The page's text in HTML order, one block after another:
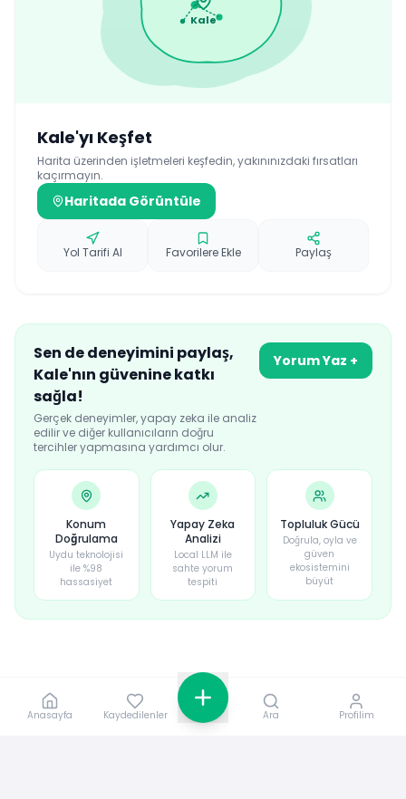
Kale
Kale'yı Keşfet
Harita üzerinden işletmeleri keşfedin, yakınınızdaki fırsatları
kaçırmayın.
Haritada Görüntüle
Yol Tarifi Al Favorilere Ekle Paylaş
Sen de deneyimini paylaş,
Kale'nın güvenine katkı
sağla!
Gerçek deneyimler, yapay zeka ile analiz
edilir ve diğer kullanıcıların doğru
tercihler yapmasına yardımcı olur.
Yorum Yaz +
Konum
Doğrulama
Uydu teknolojisi
ile %98
hassasiyet
Yapay Zeka
Analizi
Local LLM ile
sahte yorum
tespiti
Topluluk Gücü
Doğrula, oyla ve
güven
ekosistemini
büyüt
Anasayfa Kaydedilenler Ara Profilim